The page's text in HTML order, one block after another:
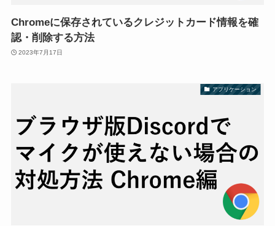
Chromeに保存されているクレジットカード情報を確
認・削除する方法
2023年7月17日
アプリケーション